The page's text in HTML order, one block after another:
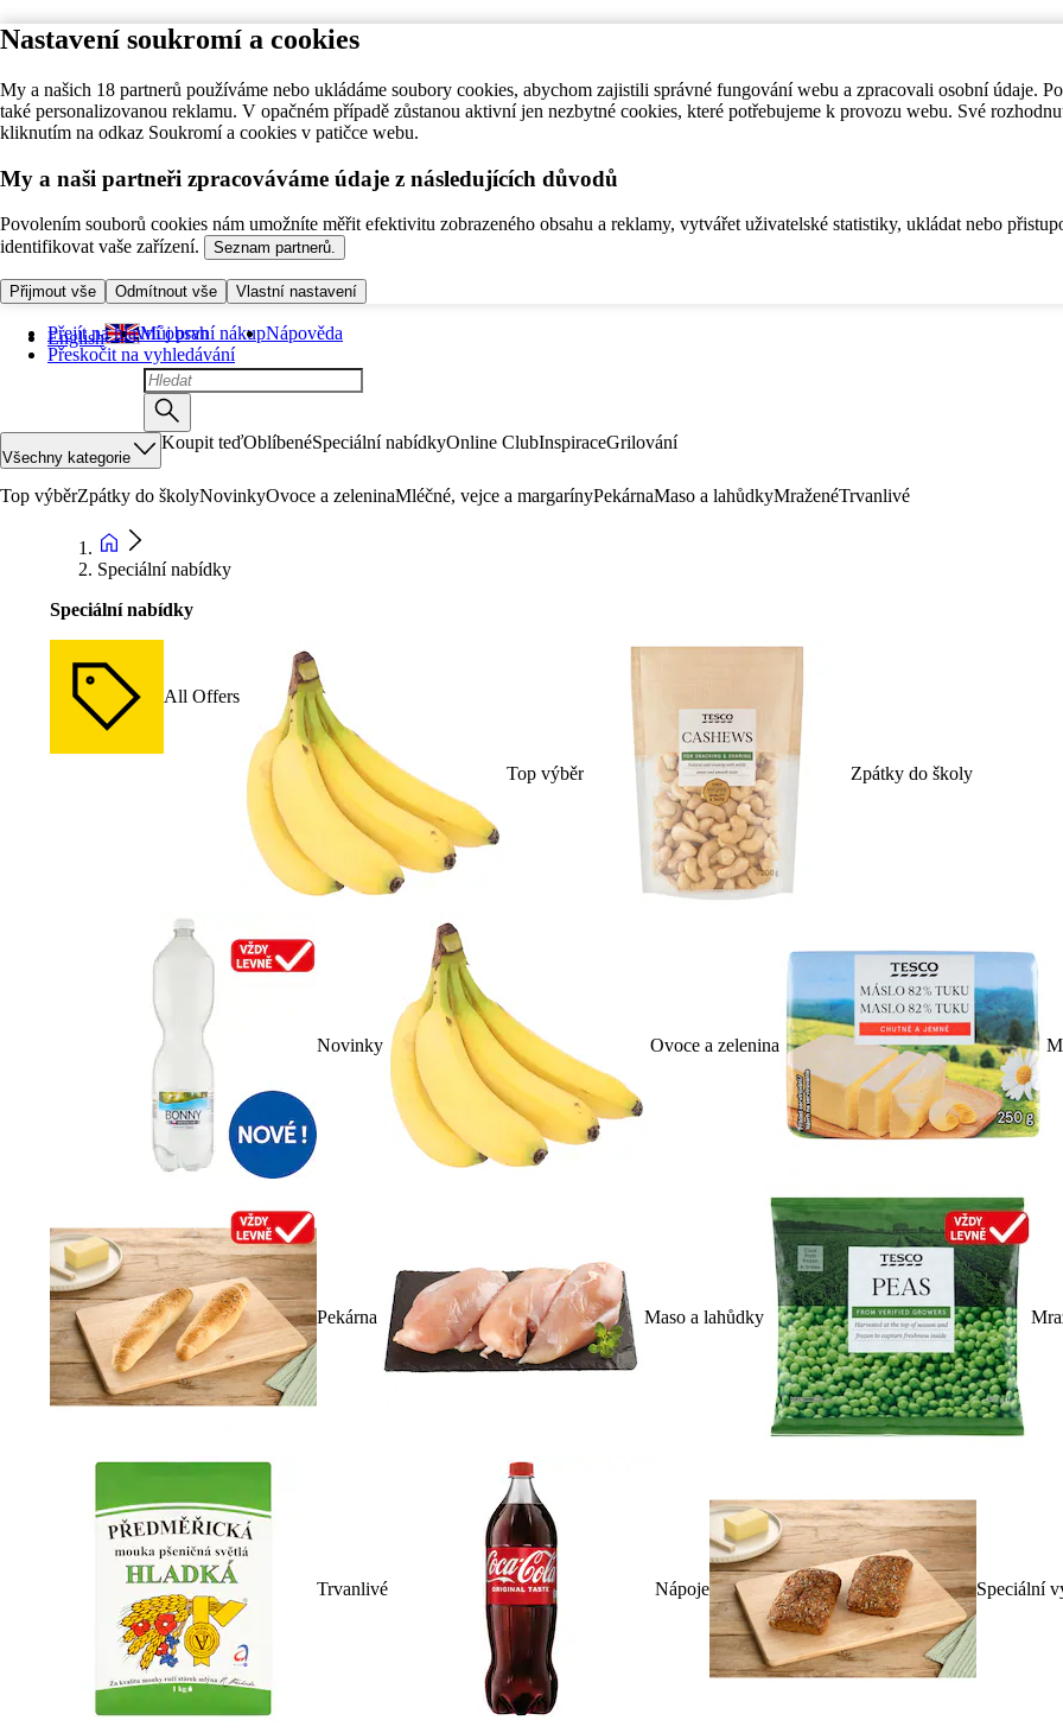
Nastavení soukromí a cookies
My a našich 18 partnerů používáme nebo ukládáme soubory cookies, abychom zajistili správné fungování webu a zpracovali osobní údaje.
také personalizovanou reklamu. V opačném případě zůstanou aktivní jen nezbytné cookies, které potřebujeme k provozu webu. Své
kliknutím na odkaz Soukromí a cookies v patičce webu.
My a naši partneři zpracováváme údaje z následujících důvodů
Povolením souborů cookies nám umožníte měřit efektivitu zobrazeného obsahu a reklamy, vytvářet uživatelské statistiky, ukládat nebo
identifikovat vaše zařízení.
Seznam partnerů.
Přijmout vše Odmítnout vše Vlastní nastavení
Přejít na hlavní obsah
Přeskočit na vyhledávání
English Můj první nákupNápověda
Všechny kategorie
Koupit teďOblíbenéSpeciální nabídkyOnline ClubInspiraceGrilování
Top výběrZpátky do školyNovinkyOvoce a zeleninaMléčné, vejce a margarínyPekárnaMaso a lahůdkyMraženéTrvanlivé
Speciální nabídky
Speciální nabídky
All Offers
Top výběr Zpátky do školy
Novinky Ovoce a zelenina
Pekárna Maso a lahůdky
Trvanlivé Nápoje Speciální